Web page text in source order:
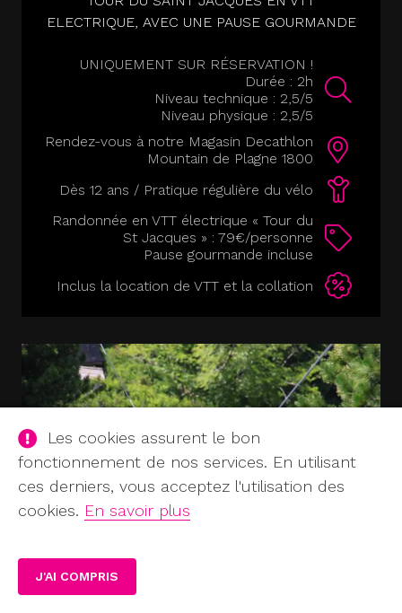
Les cookies assurent le bon
fonctionnement de nos services. En utilisant
ces derniers, vous acceptez l'utilisation des
cookies. En savoir plus
J'AI COMPRIS
ELECTRIQUE, AVEC UNE PAUSE GOURMANDE
UNIQUEMENT SUR RÉSERVATION !
Durée : 2h
Niveau technique : 2,5/5
Niveau physique : 2,5/5
Rendez-vous à notre Magasin Decathlon
Mountain de Plagne 1800
Dès 12 ans / Pratique régulière du vélo
Randonnée en VTT électrique « Tour du
St Jacques » : 79€/personne
Pause gourmande incluse
Inclus la location de VTT et la collation